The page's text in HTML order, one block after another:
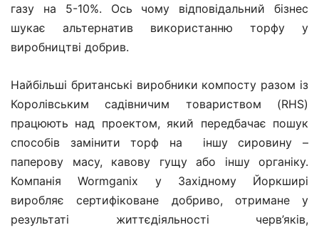
газу на 5-10%. Ось чому відповідальний бізнес
шукає альтернатив використанню торфу у
виробництві добрив.
Найбільші британські виробники компосту разом із
Королівським садівничим товариством (RHS)
працюють над проектом, який передбачає пошук
способів замінити торф на іншу сировину –
паперову масу, кавову гущу або іншу органіку.
Компанія Wormganix у Західному Йоркширі
виробляє сертифіковане добриво, отримане у
результаті життєдіяльності черв’яків,